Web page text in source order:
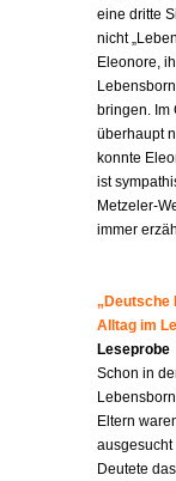
eine dritte
nicht
Eleonore,
bringen. Im
überhaupt
konnte
ist
Metzeler-
immer
„Deutsche
Alltag im
Leseprobe
Schon in
Eltern
Deutete